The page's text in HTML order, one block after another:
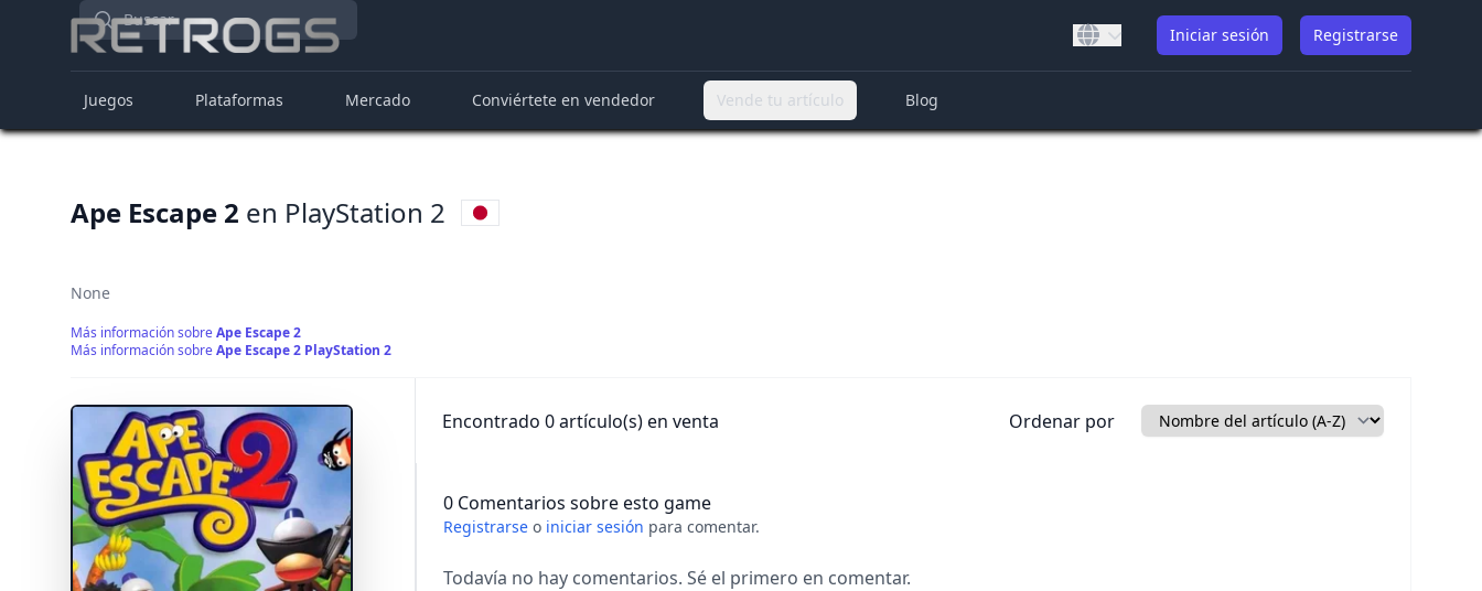
Buscar
Iniciar sesión Registrarse
Juegos Plataformas Mercado Conviértete en vendedor Vende tu artículo Blog
Ape Escape 2 en PlayStation 2
None
Más información sobreApe Escape 2
Más información sobreApe Escape 2 PlayStation 2
Encontrado 0 artículo(s) en venta Ordenar por
0 Comentarios sobre esto game
Registrarse o iniciar sesión para comentar.
Todavía no hay comentarios. Sé el primero en comentar.